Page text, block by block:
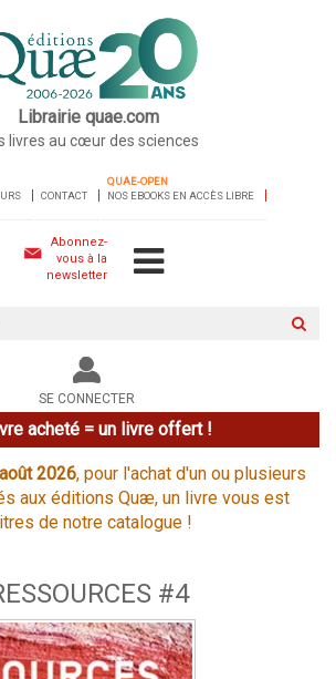
Librairie quae.com
livres au cœur des sciences
CONTACT
QUAE-OPEN
NOS EBOOKS EN ACCÈS LIBRE
Abonnez-
vous à la
newsletter
le
site
SE CONNECTER
acheté = un livre offert !
2026, pour l'achat d'un ou plusieurs
aux éditions Quæ, un livre vous est
de notre catalogue !
#4